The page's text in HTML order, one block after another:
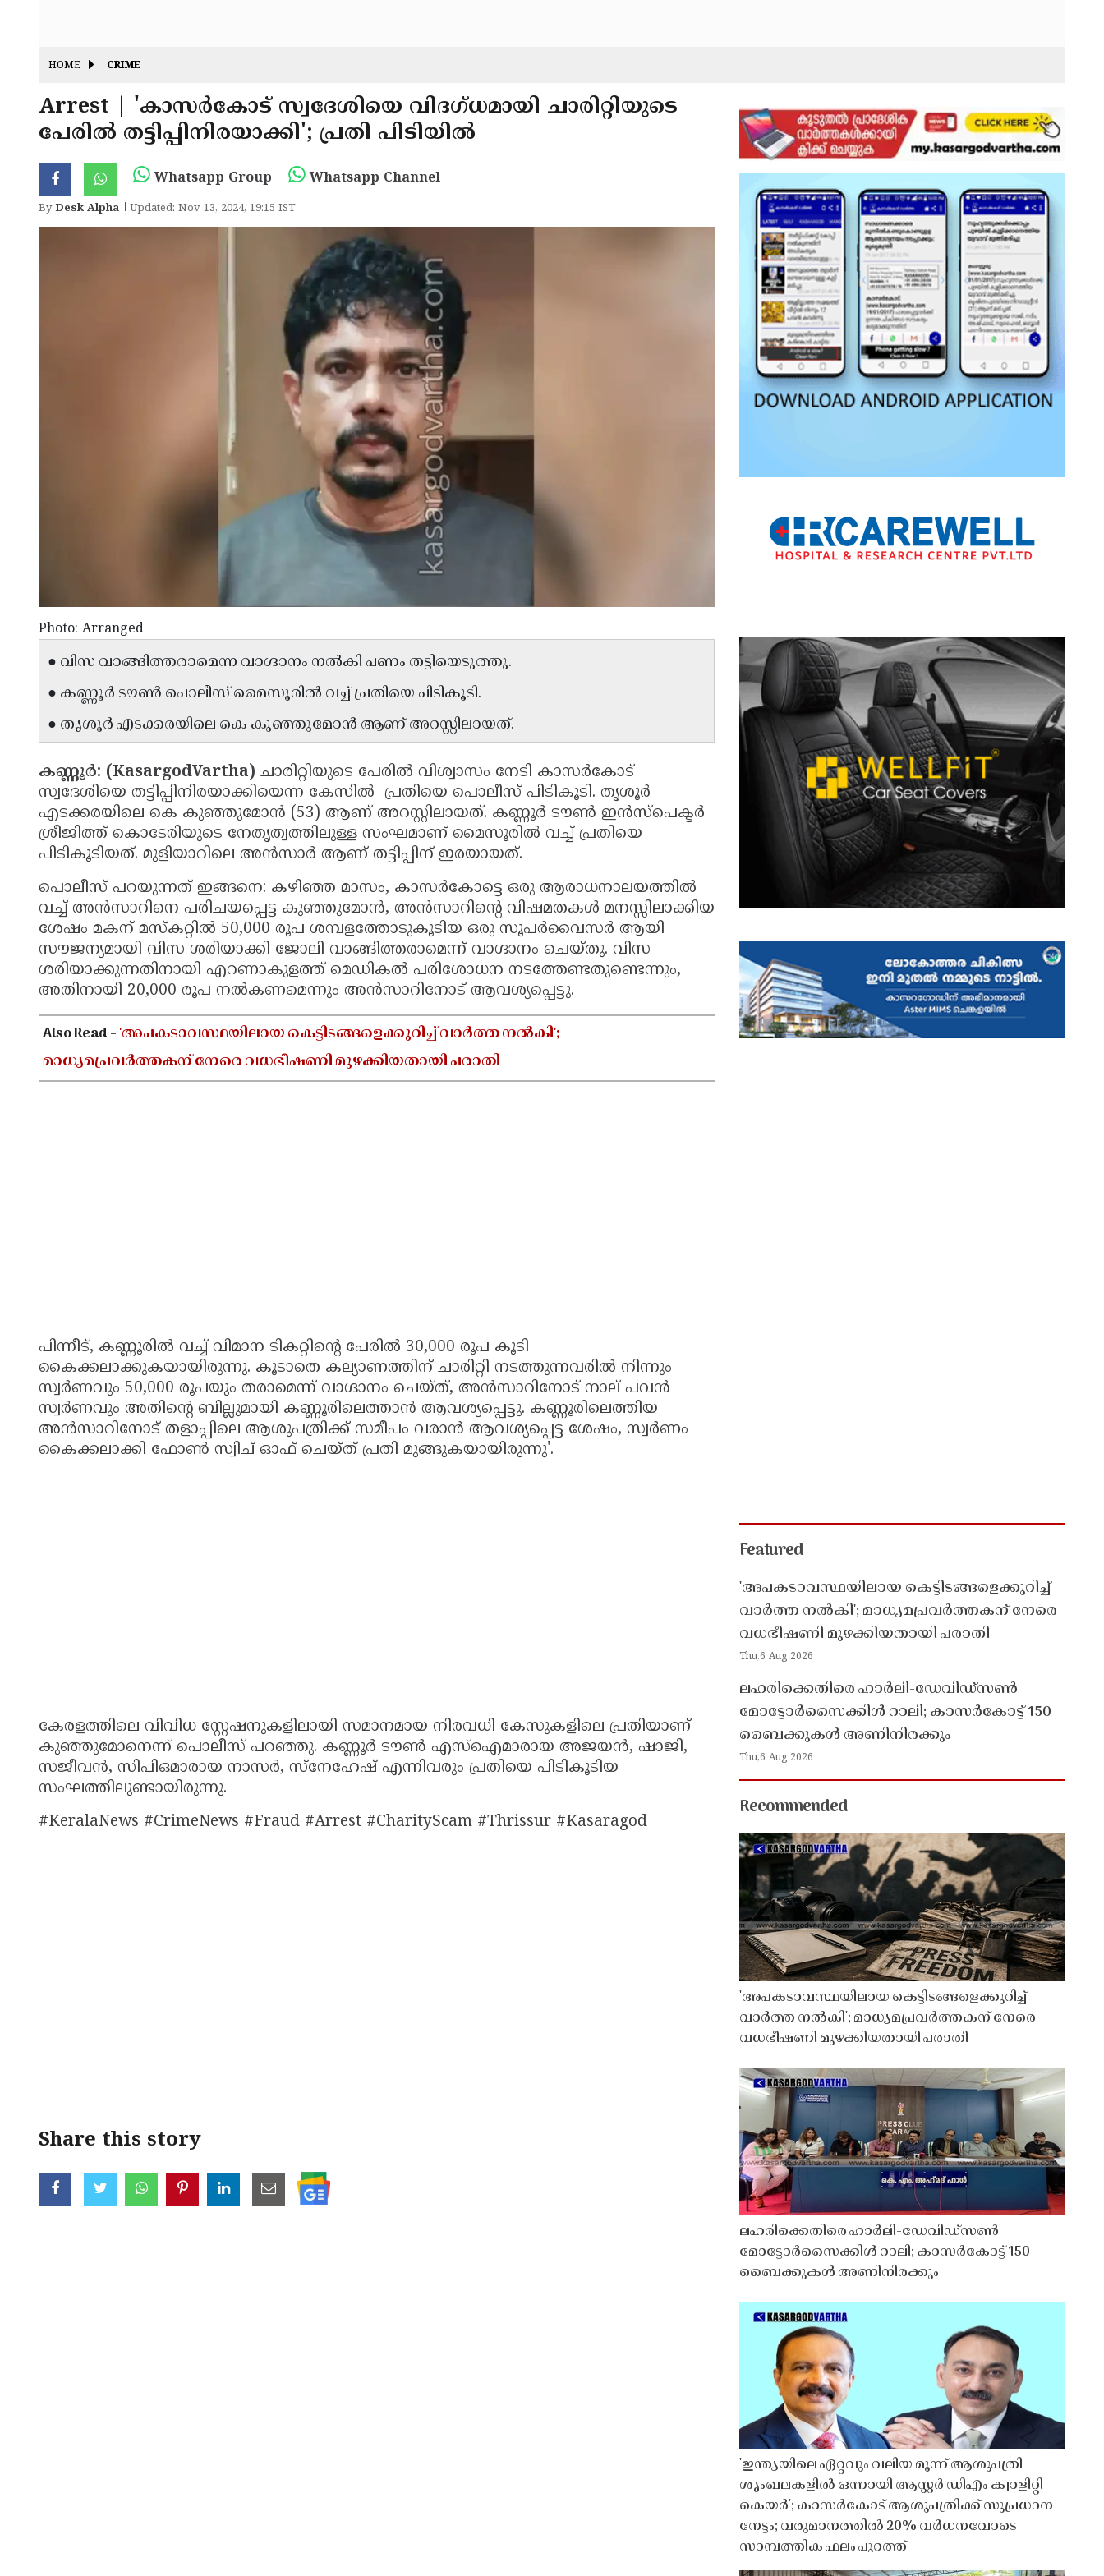
HOME CRIME
Arrest | 'കാസർകോട് സ്വദേശിയെ വിദഗ്ധമായി ചാരിറ്റിയുടെ
പേരിൽ തട്ടിപ്പിനിരയാക്കി'; പ്രതി പിടിയിൽ
Whatsapp Group Whatsapp Channel
ByDesk Alpha Updated: Nov 13, 2024, 19:15 IST
Photo: Arranged
● വിസ വാങ്ങിത്തരാമെന്ന വാഗ്ദാനം നൽകി പണം തട്ടിയെടുത്തു.
● കണ്ണൂർ ടൗൺ പൊലീസ് മൈസൂരിൽ വച്ച് പ്രതിയെ പിടികൂടി.
● തൃശൂർ എടക്കരയിലെ കെ കുഞ്ഞുമോൻ ആണ് അറസ്റ്റിലായത്.
കണ്ണൂർ: (KasargodVartha) ചാരിറ്റിയുടെ പേരിൽ വിശ്വാസം നേടി കാസർകോട്
സ്വദേശിയെ തട്ടിപ്പിനിരയാക്കിയെന്ന കേസിൽ പ്രതിയെ പൊലീസ് പിടികൂടി. തൃശൂർ
എടക്കരയിലെ കെ കുഞ്ഞുമോൻ (53) ആണ് അറസ്റ്റിലായത്. കണ്ണൂർ ടൗൺ ഇൻസ്പെക്ടർ
ശ്രീജിത്ത് കൊടേരിയുടെ നേതൃത്വത്തിലുള്ള സംഘമാണ് മൈസൂരിൽ വച്ച് പ്രതിയെ
പിടികൂടിയത്. മുളിയാറിലെ അൻസാർ ആണ് തട്ടിപ്പിന് ഇരയായത്.
പൊലീസ് പറയുന്നത് ഇങ്ങനെ: കഴിഞ്ഞ മാസം, കാസർകോട്ടെ ഒരു ആരാധനാലയത്തിൽ
വച്ച് അൻസാറിനെ പരിചയപ്പെട്ട കുഞ്ഞുമോൻ, അൻസാറിന്റെ വിഷമതകൾ മനസ്സിലാക്കിയ
ശേഷം മകന് മസ്കറ്റിൽ 50,000 രൂപ ശമ്പളത്തോടുകൂടിയ ഒരു സൂപർവൈസർ ആയി
സൗജന്യമായി വിസ ശരിയാക്കി ജോലി വാങ്ങിത്തരാമെന്ന് വാഗ്ദാനം ചെയ്തു. വിസ
ശരിയാക്കുന്നതിനായി എറണാകുളത്ത് മെഡികൽ പരിശോധന നടത്തേണ്ടതുണ്ടെന്നും,
അതിനായി 20,000 രൂപ നൽകണമെന്നും അൻസാറിനോട് ആവശ്യപ്പെട്ടു.
Also Read -'അപകടാവസ്ഥയിലായ കെട്ടിടങ്ങളെക്കുറിച്ച് വാർത്ത നൽകി';
മാധ്യമപ്രവർത്തകന് നേരെ വധഭീഷണി മുഴക്കിയതായി പരാതി
പിന്നീട്, കണ്ണൂരിൽ വച്ച് വിമാന ടികറ്റിന്റെ പേരിൽ 30,000 രൂപ കൂടി
കൈക്കലാക്കുകയായിരുന്നു. കൂടാതെ കല്യാണത്തിന് ചാരിറ്റി നടത്തുന്നവരിൽ നിന്നും
സ്വർണവും 50,000 രൂപയും തരാമെന്ന് വാഗ്ദാനം ചെയ്ത്, അൻസാറിനോട് നാല് പവൻ
സ്വർണവും അതിന്റെ ബില്ലുമായി കണ്ണൂരിലെത്താൻ ആവശ്യപ്പെട്ടു. കണ്ണൂരിലെത്തിയ
അൻസാറിനോട് തളാപ്പിലെ ആശുപത്രിക്ക് സമീപം വരാൻ ആവശ്യപ്പെട്ട ശേഷം, സ്വർണം
കൈക്കലാക്കി ഫോൺ സ്വിച് ഓഫ് ചെയ്ത് പ്രതി മുങ്ങുകയായിരുന്നു'.
കേരളത്തിലെ വിവിധ സ്റ്റേഷനുകളിലായി സമാനമായ നിരവധി കേസുകളിലെ പ്രതിയാണ്
കുഞ്ഞുമോനെന്ന് പൊലീസ് പറഞ്ഞു. കണ്ണൂർ ടൗൺ എസ്ഐമാരായ അജയൻ, ഷാജി,
സജീവൻ, സിപിഒമാരായ നാസർ, സ്നേഹേഷ് എന്നിവരും പ്രതിയെ പിടികൂടിയ
സംഘത്തിലുണ്ടായിരുന്നു.
#KeralaNews #CrimeNews #Fraud #Arrest #CharityScam #Thrissur #Kasaragod
Share this story
Featured
'അപകടാവസ്ഥയിലായ കെട്ടിടങ്ങളെക്കുറിച്ച്
വാർത്ത നൽകി'; മാധ്യമപ്രവർത്തകന് നേരെ
വധഭീഷണി മുഴക്കിയതായി പരാതി
Thu,6 Aug 2026
ലഹരിക്കെതിരെ ഹാർലി-ഡേവിഡ്‌സൺ
മോട്ടോർസൈക്കിൾ റാലി; കാസർകോട്ട് 150
ബൈക്കുകൾ അണിനിരക്കും
Thu,6 Aug 2026
Recommended
'അപകടാവസ്ഥയിലായ കെട്ടിടങ്ങളെക്കുറിച്ച്
വാർത്ത നൽകി'; മാധ്യമപ്രവർത്തകന് നേരെ
വധഭീഷണി മുഴക്കിയതായി പരാതി
ലഹരിക്കെതിരെ ഹാർലി-ഡേവിഡ്‌സൺ
മോട്ടോർസൈക്കിൾ റാലി; കാസർകോട്ട് 150
ബൈക്കുകൾ അണിനിരക്കും
'ഇന്ത്യയിലെ ഏറ്റവും വലിയ മൂന്ന് ആശുപത്രി
ശൃംഖലകളിൽ ഒന്നായി ആസ്റ്റർ ഡിഎം ക്വാളിറ്റി
കെയർ'; കാസർകോട് ആശുപത്രിക്ക് സുപ്രധാന
നേട്ടം; വരുമാനത്തിൽ 20% വർധനവോടെ
സാമ്പത്തിക ഫലം പുറത്ത്